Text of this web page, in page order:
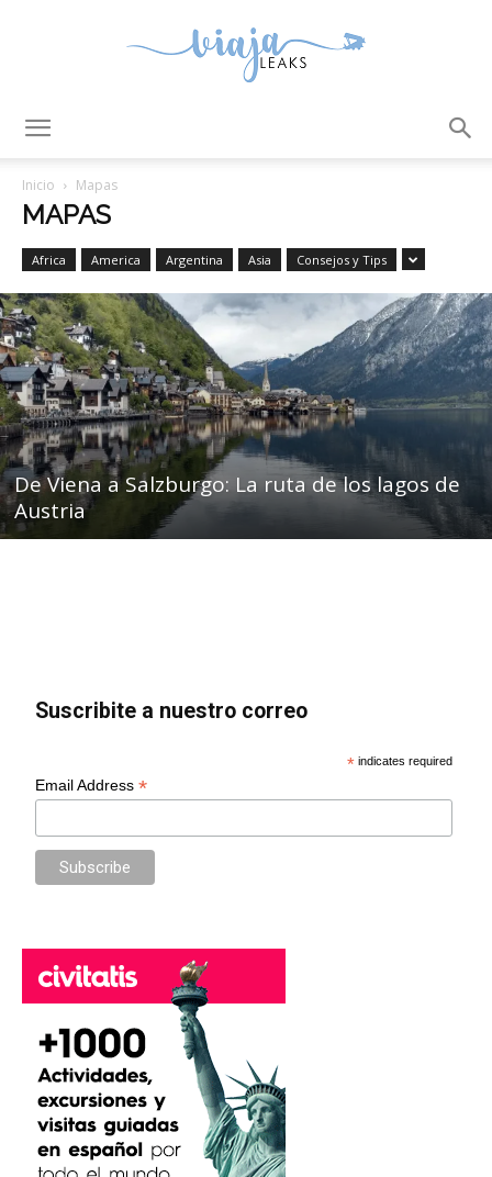
Inicio Mapas
MAPAS
Africa America Argentina Asia Consejos y Tips
De Viena a Salzburgo: La ruta de los lagos de
Austria
Suscribite a nuestro correo
* indicates required
Email Address*